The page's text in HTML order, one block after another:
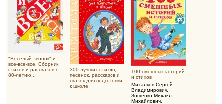
"Весёлый звонок" и
все-все-все. Сборник
стихов и рассказов к
80-летию...
300 лучших стихов,
песенок, рассказов и
сказок для подготовки
к школе
100 смешных историй
и стихов
Михалков Сергей
Владимирович
Зощенко Михаил
Михайлович